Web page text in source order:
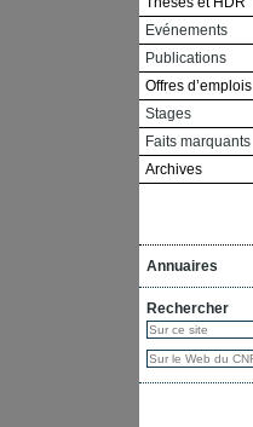
Evénements
Publications
Offres d’emplois
Stages
Faits marquants
Archives
Annuaires
Rechercher